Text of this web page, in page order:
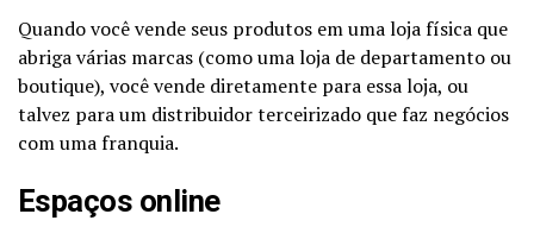
Quando você vende seus produtos em uma loja física que
abriga várias marcas (como uma loja de departamento ou
boutique), você vende diretamente para essa loja, ou
talvez para um distribuidor terceirizado que faz negócios
com uma franquia.
Espaços online